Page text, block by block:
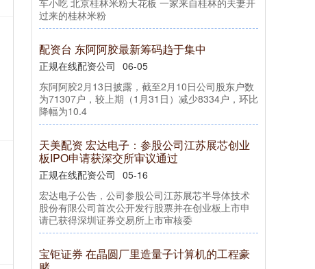
过来的桂林米粉
配资台 东阿阿胶最新筹码趋于集中
正规在线配资公司06-05
东阿阿胶2月13日披露，截至2月10日公司股东户数
为71307户，较上期（1月31日）减少8334户，环比
降幅为10.4
天美配资 宏达电子：参股公司江苏展芯创业
板IPO申请获深交所审议通过
正规在线配资公司 05-16
宏达电子公告，公司参股公司江苏展芯半导体技术
股份有限公司首次公开发行股票并在创业板上市申
请已获得深圳证券交易所上市审核委
宝钜证券 在晶圆厂里造量子计算机的工程豪
赌